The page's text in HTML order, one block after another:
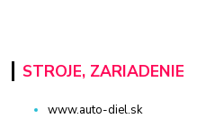
STROJE, ZARIADENIE
www.auto-diel.sk